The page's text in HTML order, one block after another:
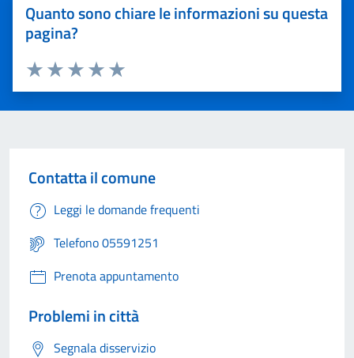
Quanto sono chiare le informazioni su questa
pagina?
Valuta 5 stelle su 5
Valuta 4 stelle su 5
Valuta 3 stelle su 5
Valuta 2 stelle su 5
Valuta 1 stelle su 5
Contatta il comune
Leggi le domande frequenti
Telefono 05591251
Prenota appuntamento
Problemi in città
Segnala disservizio